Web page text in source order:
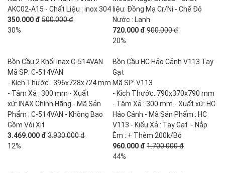
AKC02-A15 - Chất Liệu : inox 304
350.000 đ 500.000 đ
30%
liệu: Đồng Mạ Cr/Ni - Chế Độ
Nước : Lạnh
720.000 đ 900.000 đ
20%
Bồn Cầu 2 Khối inax C-514VAN
Mã SP: C-514VAN
- Kích Thước : 396x728x724 mm
- Tâm Xả : 300 mm - Xuất
xứ: INAX Chính Hãng - Mã Sản
Phẩm : C-514VAN - Không Bao
Gồm Vòi Xịt
3.469.000 đ 3.930.000 đ
12%
Bồn Cầu HC Hảo Cảnh V113 Tay
Gạt
Mã SP: V113
- Kích Thước: 790x370x790 mm
- Tâm Xả : 300 mm - Xuất xứ: HC
Hảo Cảnh - Mã Sản Phẩm : HC
V113 - Kiểu Xả : Tay Gạt - Nắp
Êm : + Thêm 200k/Bộ
960.000 đ 1.700.000 đ
44%